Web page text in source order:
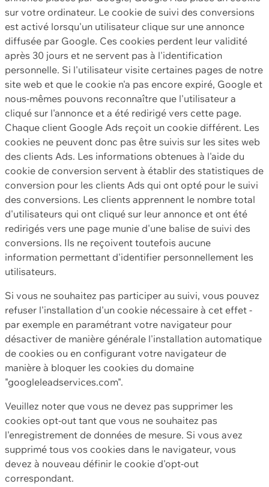
sur votre ordinateur. Le cookie de suivi des conversions
est activé lorsqu'un utilisateur clique sur une annonce
diffusée par Google. Ces cookies perdent leur validité
après 30 jours et ne servent pas à l'identification
personnelle. Si l'utilisateur visite certaines pages de notre
site web et que le cookie n'a pas encore expiré, Google et
nous-mêmes pouvons reconnaître que l'utilisateur a
cliqué sur l'annonce et a été redirigé vers cette page.
Chaque client Google Ads reçoit un cookie différent. Les
cookies ne peuvent donc pas être suivis sur les sites web
des clients Ads. Les informations obtenues à l'aide du
cookie de conversion servent à établir des statistiques de
conversion pour les clients Ads qui ont opté pour le suivi
des conversions. Les clients apprennent le nombre total
d'utilisateurs qui ont cliqué sur leur annonce et ont été
redirigés vers une page munie d'une balise de suivi des
conversions. Ils ne reçoivent toutefois aucune
information permettant d'identifier personnellement les
utilisateurs.
Si vous ne souhaitez pas participer au suivi, vous pouvez
refuser l'installation d'un cookie nécessaire à cet effet -
par exemple en paramétrant votre navigateur pour
désactiver de manière générale l'installation automatique
de cookies ou en configurant votre navigateur de
manière à bloquer les cookies du domaine
"googleleadservices.com".
Veuillez noter que vous ne devez pas supprimer les
cookies opt-out tant que vous ne souhaitez pas
l'enregistrement de données de mesure. Si vous avez
supprimé tous vos cookies dans le navigateur, vous
devez à nouveau définir le cookie d'opt-out
correspondant.